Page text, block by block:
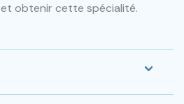
et obtenir cette spécialité.